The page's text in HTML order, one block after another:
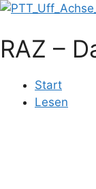
Zum
springen
RAZ –
Start
Lesen